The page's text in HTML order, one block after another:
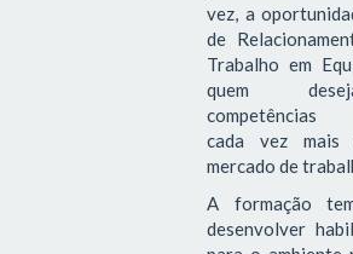
vez, a
de
Trabalho em
quem
competências
cada vez mais
mercado de
A formação
desenvolver